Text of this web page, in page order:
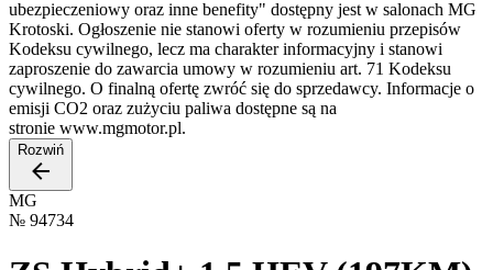
ubezpieczeniowy oraz inne benefity" dostępny jest w salonach MG
Krotoski. Ogłoszenie nie stanowi oferty w rozumieniu przepisów
Kodeksu cywilnego, lecz ma charakter informacyjny i stanowi
zaproszenie do zawarcia umowy w rozumieniu art. 71 Kodeksu
cywilnego. O finalną ofertę zwróć się do sprzedawcy. Informacje o
emisji CO2 oraz zużyciu paliwa dostępne są na
stronie www.mgmotor.pl.
Rozwiń
MG
№ 94734